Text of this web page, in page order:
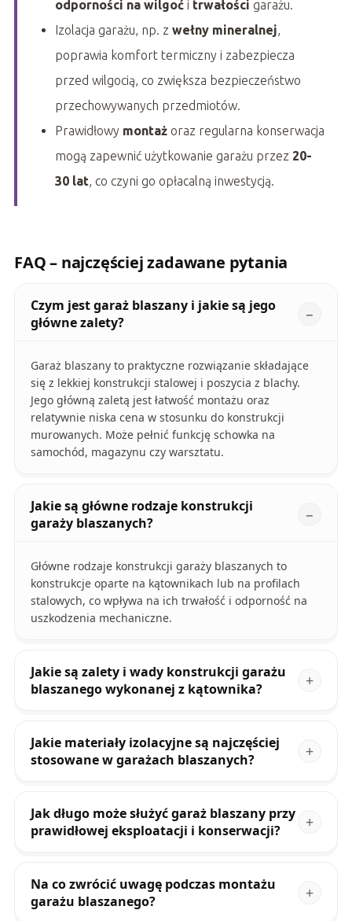
odporności na wilgoći trwałości garażu.
Izolacja garażu, np. z wełny mineralnej,
poprawia komfort termiczny i zabezpiecza
przed wilgocią, co zwiększa bezpieczeństwo
przechowywanych przedmiotów.
Prawidłowy montażoraz regularna konserwacja
mogą zapewnić użytkowanie garażu przez 20-
30 lat, co czyni go opłacalną inwestycją.
FAQ – najczęściej zadawane pytania
Czym jest garaż blaszany i jakie są jego
główne zalety?
Garaż blaszany to praktyczne rozwiązanie składające
się z lekkiej konstrukcji stalowej i poszycia z blachy.
Jego główną zaletą jest łatwość montażu oraz
relatywnie niska cena w stosunku do konstrukcji
murowanych. Może pełnić funkcję schowka na
samochód, magazynu czy warsztatu.
Jakie są główne rodzaje konstrukcji
garaży blaszanych?
Główne rodzaje konstrukcji garaży blaszanych to
konstrukcje oparte na kątownikach lub na profilach
stalowych, co wpływa na ich trwałość i odporność na
uszkodzenia mechaniczne.
Jakie są zalety i wady konstrukcji garażu
blaszanego wykonanej z kątownika?
Jakie materiały izolacyjne są najczęściej
stosowane w garażach blaszanych?
Jak długo może służyć garaż blaszany przy
prawidłowej eksploatacji i konserwacji?
Na co zwrócić uwagę podczas montażu
garażu blaszanego?